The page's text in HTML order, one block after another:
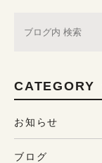
CATEGORY
お知らせ
ブログ